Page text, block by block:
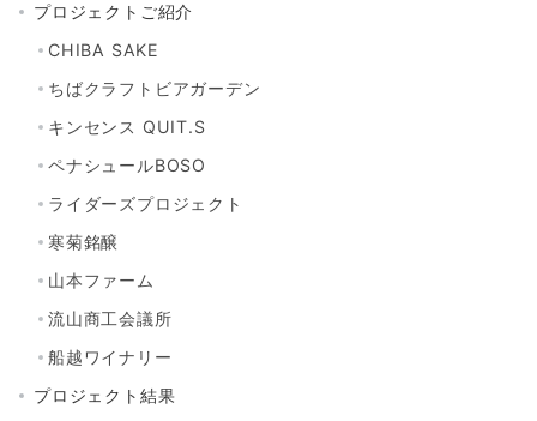
プロジェクトご紹介
CHIBA SAKE
ちばクラフトビアガーデン
キンセンス QUIT.S
ペナシュールBOSO
ライダーズプロジェクト
寒菊銘醸
山本ファーム
流山商工会議所
船越ワイナリー
プロジェクト結果